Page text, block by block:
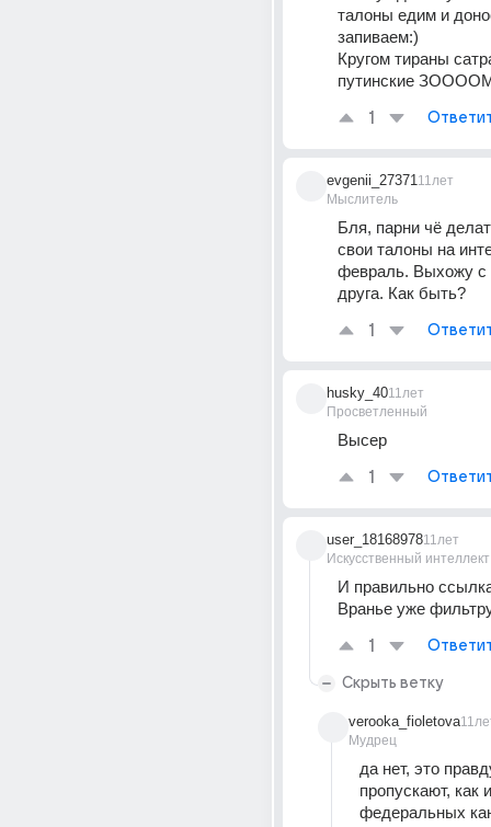
талоны едим и
запиваем:)
Кругом тираны
путинские
1
evgenii_27371
Мыслитель
11лет
Бля, парни чё
свои талоны на
февраль. Выхожу с
друга. Как быть?
1
husky_40
Просветленный
11лет
Высер
1
user_18168978
Искусственный интеллект
11лет
И правильно
Вранье уже
1
Скрыть ветку
verooka_fioletova
Мудрец
да нет, это
пропускают, как
федеральных